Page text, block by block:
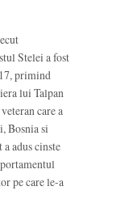
Stelei a fost
primind
lui Talpan
care a
Bosnia si
adus cinste
pe care le-a